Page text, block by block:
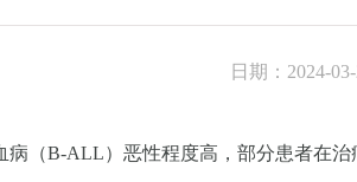
日期：2024-
病（B-ALL）恶性程度高，部分患者在